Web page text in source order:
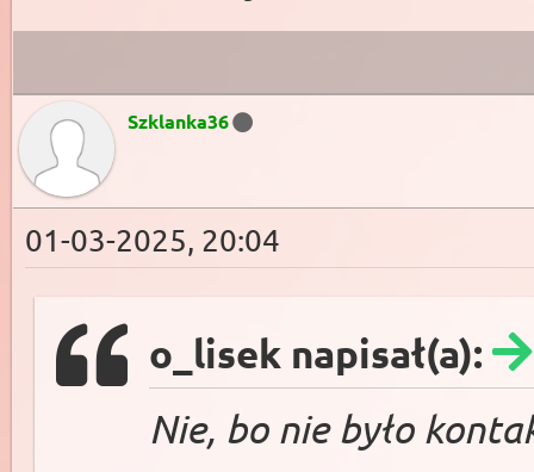
Szklanka36
01-03-2025, 20:04
o_lisek napisał(a):
Nie, bo nie było